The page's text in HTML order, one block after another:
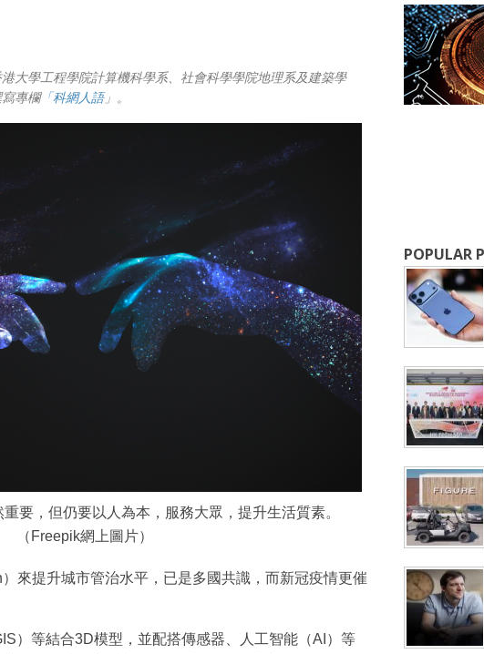
大學工程學院計算機科學系、社會科學學院地理系及建築學
專欄「科網人語」。
要，但仍要以人為本，服務大眾，提升生活質素。
（Freepik網上圖片）
來提升城市管治水平，已是多國共識，而新冠疫情更催
）等結合3D模型，並配搭傳感器、人工智能（AI）等
POPULAR
最新資訊（附創業懶人包），直達郵箱！